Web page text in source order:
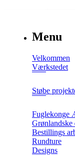
Menu
Velkommen
Værkstedet
Støbe
Fuglekonge
Grønlandske
Bestillings
Rundture
Designs